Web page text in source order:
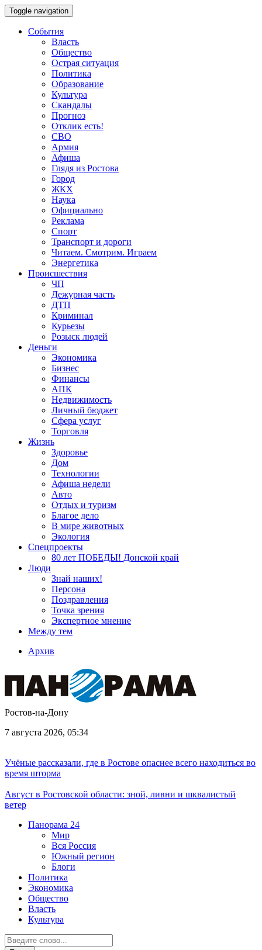
Toggle navigation
События
Власть
Общество
Острая ситуация
Политика
Образование
Культура
Скандалы
Прогноз
Отклик есть!
СВО
Армия
Афиша
Глядя из Ростова
Город
ЖКХ
Наука
Официально
Реклама
Спорт
Транспорт и дороги
Читаем. Смотрим. Играем
Энергетика
Происшествия
ЧП
Дежурная часть
ДТП
Криминал
Курьезы
Розыск людей
Деньги
Экономика
Бизнес
Финансы
АПК
Недвижимость
Личный бюджет
Сфера услуг
Торговля
Жизнь
Здоровье
Дом
Технологии
Афиша недели
Авто
Отдых и туризм
Благое дело
В мире животных
Экология
Спецпроекты
80 лет ПОБЕДЫ! Донской край
Люди
Знай наших!
Персона
Поздравления
Точка зрения
Экспертное мнение
Между тем
Архив
Ростов-на-Дону
7 августа 2026, 05:34
Учёные рассказали, где в Ростове опаснее всего находиться во
время шторма
Август в Ростовской области: зной, ливни и шквалистый
ветер
Панорама 24
Мир
Вся Россия
Южный регион
Блоги
Политика
Экономика
Общество
Власть
Культура